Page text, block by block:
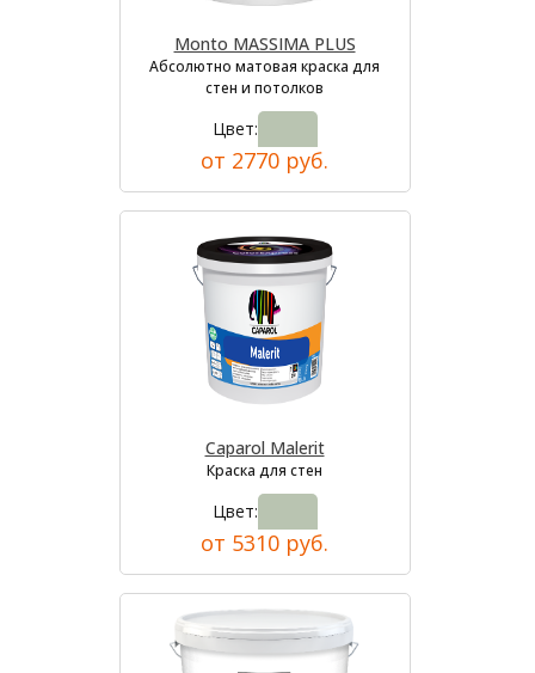
Monto MASSIMA PLUS
Абсолютно матовая краска для
стен и потолков
Цвет:
от 2770 руб.
Caparol Malerit
Краска для стен
Цвет:
от 5310 руб.